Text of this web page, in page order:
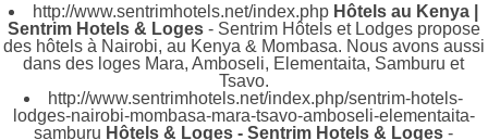
http://www.sentrimhotels.net/index.php Hôtels au Kenya |
Sentrim Hotels & Loges- Sentrim Hôtels et Lodges propose
des hôtels à Nairobi, au Kenya & Mombasa. Nous avons aussi
dans des loges Mara, Amboseli, Elementaita, Samburu et
Tsavo.
http://www.sentrimhotels.net/index.php/sentrim-hotels-
lodges-nairobi-mombasa-mara-tsavo-amboseli-elementaita-
samburu Hôtels & Loges - Sentrim Hotels & Loges -